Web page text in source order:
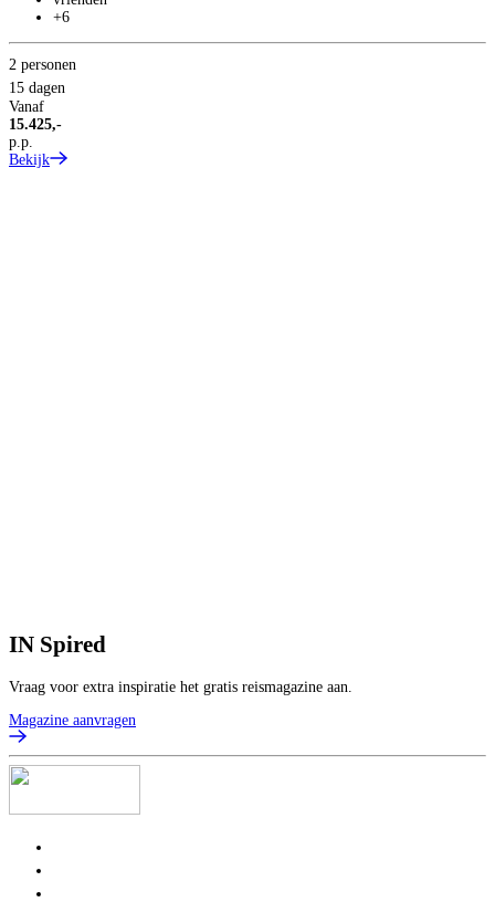
+6
2 personen
15 dagen
Vanaf
15.425,-
p.p.
Bekijk
IN Spired
Vraag voor extra inspiratie het gratis reismagazine aan.
Magazine aanvragen